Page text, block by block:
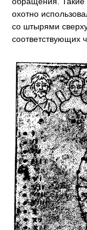
охотно
со штырями
соответствующих